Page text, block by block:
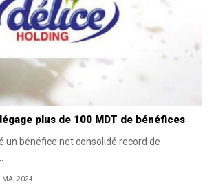
plus de 100 MDT de bénéfices
un bénéfice net consolidé record de
MAI 2024